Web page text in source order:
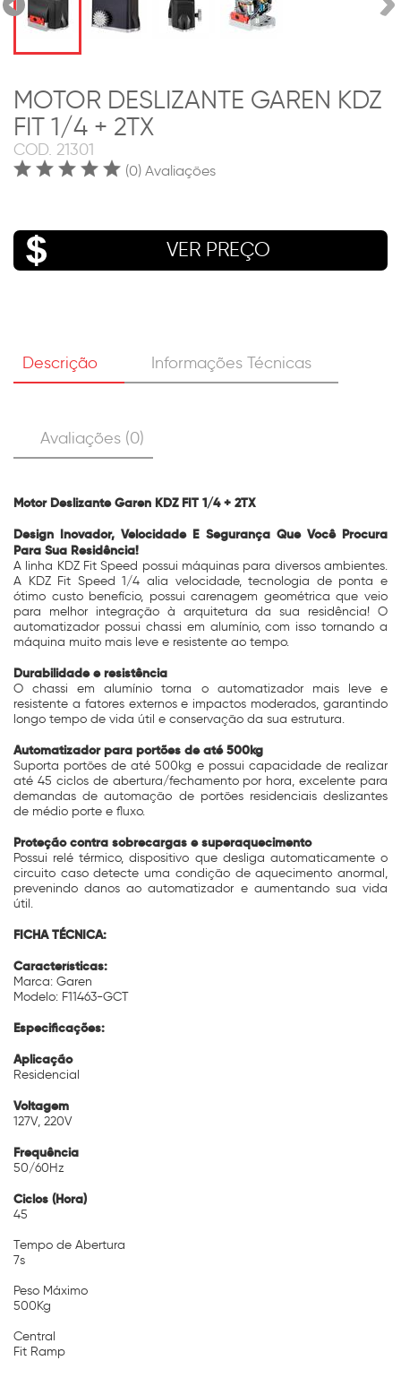
MOTOR DESLIZANTE GAREN KDZ
FIT 1/4 + 2TX
COD. 21301
(0) Avaliações
VER PREÇO
Descrição Informações Técnicas
Avaliações (0)
Motor Deslizante Garen KDZ FIT 1/4 + 2TX
Design Inovador, Velocidade E Segurança Que Você Procura
Para Sua Residência!
A linha KDZ Fit Speed possui máquinas para diversos ambientes.
A KDZ Fit Speed 1/4 alia velocidade, tecnologia de ponta e
ótimo custo benefício, possui carenagem geométrica que veio
para melhor integração à arquitetura da sua residência! O
automatizador possui chassi em alumínio, com isso tornando a
máquina muito mais leve e resistente ao tempo.
Durabilidade e resistência
O chassi em alumínio torna o automatizador mais leve e
resistente a fatores externos e impactos moderados, garantindo
longo tempo de vida útil e conservação da sua estrutura.
Automatizador para portões de até 500kg
Suporta portões de até 500kg e possui capacidade de realizar
até 45 ciclos de abertura/fechamento por hora, excelente para
demandas de automação de portões residenciais deslizantes
de médio porte e fluxo.
Proteção contra sobrecargas e superaquecimento
Possui relé térmico, dispositivo que desliga automaticamente o
circuito caso detecte uma condição de aquecimento anormal,
prevenindo danos ao automatizador e aumentando sua vida
útil.
FICHA TÉCNICA:
Características:
Marca: Garen
Modelo: F11463-GCT
Especificações:
Aplicação
Residencial
Voltagem
127V, 220V
Frequência
50/60Hz
Ciclos (Hora)
45
Tempo de Abertura
7s
Peso Máximo
500Kg
Central
Fit Ramp